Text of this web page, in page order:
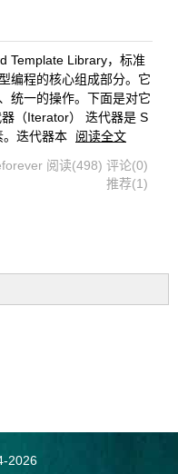
Template Library，标准
编程的核心组成部分。它
统一的操作。下面是对它
（Iterator） 迭代器是 S
。迭代器本
阅读全文
阅读(498) 评论(0)
推荐(1)
2026